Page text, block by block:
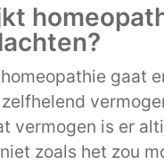
gaat
vermogen is er
zoals het zou